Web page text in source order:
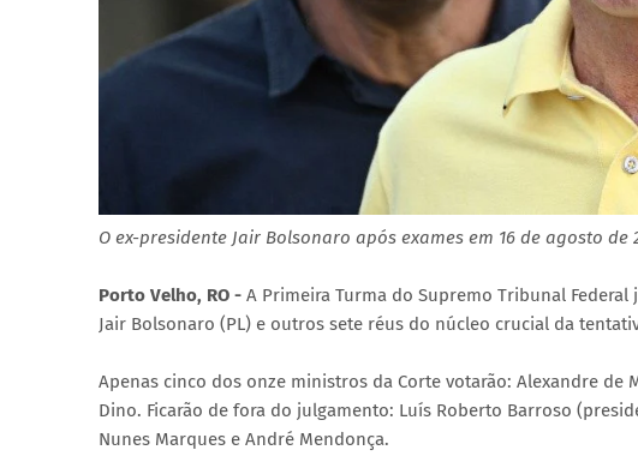
O ex-presidente Jair Bolsonaro após exames em 16 de agosto de
Porto Velho, RO - A Primeira Turma do Supremo Tribunal
Jair Bolsonaro (PL) e outros sete réus do núcleo crucial da
Apenas cinco dos onze ministros da Corte votarão: Alexandre de
Dino. Ficarão de fora do julgamento: Luís Roberto Barroso
Nunes Marques e André Mendonça.